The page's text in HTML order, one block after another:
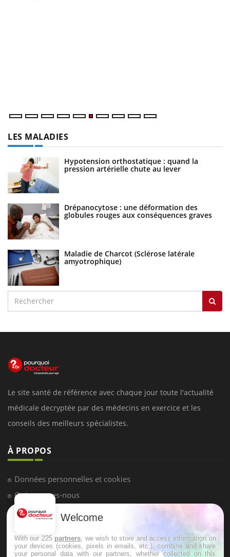
LES MALADIES
Hypotension orthostatique : quand la
pression artérielle chute au lever
Drépanocytose : une déformation des
globules rouges aux conséquences graves
Maladie de Charcot (Sclérose latérale
amyotrophique)
Le site santé de référence avec chaque jour toute l'actualité
médicale decryptée par des médecins en exercice et les
conseils des meilleurs spécialistes.
À PROPOS
Données personnelles et cookies
Qui sommes-nous
Conditions d'utilisation
Mentions Légales
Welcome
With our 225 partners , we wish to store and access information on
your devices (cookies, pixels in emails, etc.), combine and share
your personal data with our partners, whether collected on this